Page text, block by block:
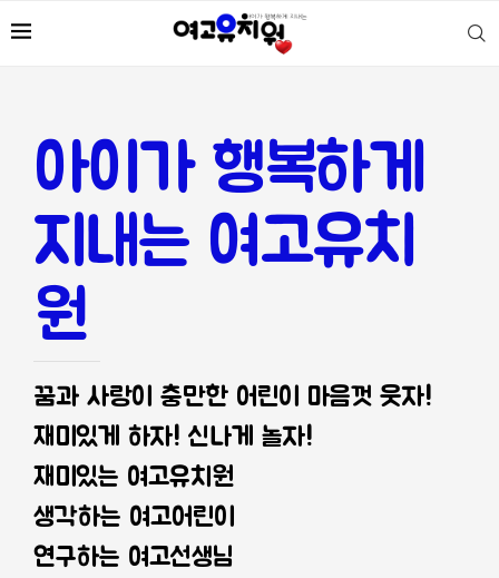
아이가 행복하게
지내는 여고유치
원
꿈과 사랑이 충만한 어린이 마음껏 웃자!
재미있게 하자! 신나게 놀자!
재미있는 여고유치원
생각하는 여고어린이
연구하는 여고선생님